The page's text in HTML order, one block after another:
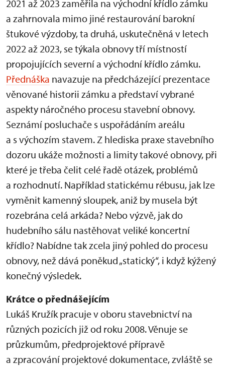
2021 až 2023 zaměřila na východní křídlo zámku
a zahrnovala mimo jiné restaurování barokní
štukové výzdoby, ta druhá, uskutečněná v letech
2022 až 2023, se týkala obnovy tří místností
propojujících severní a východní křídlo zámku.
Přednáška navazuje na předcházející prezentace
věnované historii zámku a představí vybrané
aspekty náročného procesu stavební obnovy.
Seznámí posluchače s uspořádáním areálu
a s výchozím stavem. Z hlediska praxe stavebního
dozoru ukáže možnosti a limity takové obnovy, při
které je třeba čelit celé řadě otázek, problémů
a rozhodnutí. Například statickému rébusu, jak lze
vyměnit kamenný sloupek, aniž by musela být
rozebrána celá arkáda? Nebo výzvě, jak do
hudebního sálu nastěhovat veliké koncertní
křídlo? Nabídne tak zcela jiný pohled do procesu
obnovy, než dává poněkud „statický“, i když kýžený
konečný výsledek.
Krátce o přednášejícím
Lukáš Kružík pracuje v oboru stavebnictví na
různých pozicích již od roku 2008. Věnuje se
průzkumům, předprojektové přípravě
a zpracování projektové dokumentace, zvláště se